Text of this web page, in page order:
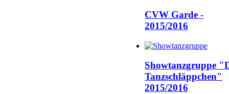
CVW Garde -
2015/2016
Showtanzgruppe
Tanzschläppchen"
2015/2016